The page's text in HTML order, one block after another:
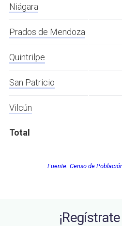
Niágara
Prados de Mendoza
Quintrilpe
San Patricio
Vilcún
Total
Fuente: Censo de